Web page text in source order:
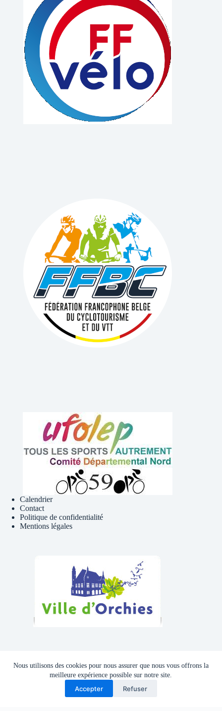
Nous utilisons des cookies pour nous assurer que nous vous offrons la
meilleure expérience possible sur notre site.
Accepter Refuser
Calendrier
Contact
Politique de confidentialité
Mentions légales
Tél : 06 81 41 39 09
Adresse mail : cyclocluborchies@gmail.com